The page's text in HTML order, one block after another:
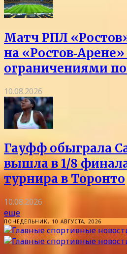
Матч РПЛ
на
ограничениями
10.08.2026
Гауфф обыграла
вышла в 1/8
турнира в Торонто
10.08.2026
еще
ПОНЕДЕЛЬНИК, 10 АВГУСТА, 2026